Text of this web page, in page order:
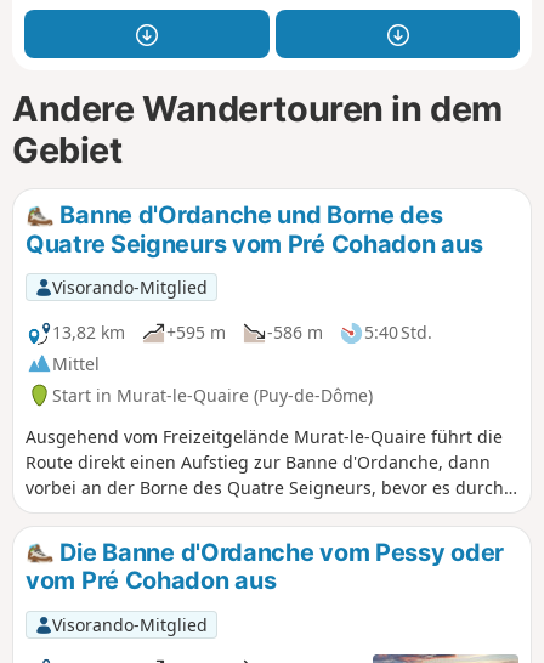
Andere Wandertouren in dem
Gebiet
Banne d'Ordanche und Borne des
Quatre Seigneurs vom Pré Cohadon aus
Visorando-Mitglied
13,82 km
+595 m -586 m
5:40 Std.
Mittel
Start in Murat-le-Quaire (Puy-de-Dôme)
Ausgehend vom Freizeitgelände Murat-le-Quaire führt die
Route direkt einen Aufstieg zur Banne d'Ordanche, dann
vorbei an der Borne des Quatre Seigneurs, bevor es durch
den Wald zurückgeht. Herrliche Ausblicke.
Die Banne d'Ordanche vom Pessy oder
vom Pré Cohadon aus
Visorando-Mitglied